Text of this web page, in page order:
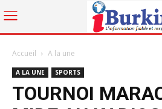
Accueil A la une
A LA UNE SPORTS
TOURNOI